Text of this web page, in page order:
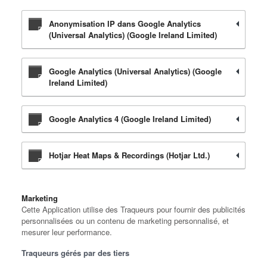
Anonymisation IP dans Google Analytics
(Universal Analytics) (Google Ireland Limited)
Google Analytics (Universal Analytics) (Google
Ireland Limited)
Google Analytics 4 (Google Ireland Limited)
Hotjar Heat Maps & Recordings (Hotjar Ltd.)
Marketing
Cette Application utilise des Traqueurs pour fournir des publicités
personnalisées ou un contenu de marketing personnalisé, et
mesurer leur performance.
Traqueurs gérés par des tiers